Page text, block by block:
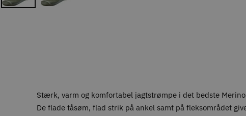
Stærk, varm og komfortabel jagtstrømpe i det bedste
De flade tåsøm, flad strik på ankel samt på fleksområdet